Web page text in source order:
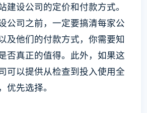
建设公司的定价和付款方式。
公司之前，一定要搞清每家公
及他们的付款方式，你需要知
否真正的值得。此外，如果这
可以提供从检查到投入使用全
优先选择。